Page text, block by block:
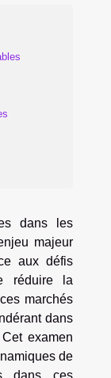
dans les
majeur
aux défis
réduire la
marchés
dans
examen
de
dans ces